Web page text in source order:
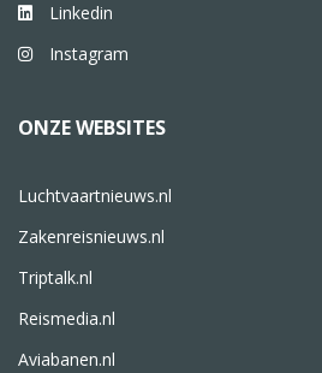
Linkedin
Instagram
ONZE WEBSITES
Luchtvaartnieuws.nl
Zakenreisnieuws.nl
Triptalk.nl
Reismedia.nl
Aviabanen.nl